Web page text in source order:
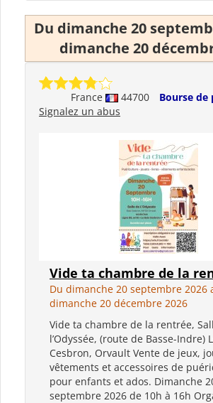
Du dimanche 20
dimanche 20
France 44700
Bourse
Signalez un abus
Vide ta chambre de la
Du dimanche 20 septembre 2026
dimanche 20 décembre 2026
Vide ta chambre de la rentrée,
l’Odyssée, (route de Basse-Indre)
Cesbron, Orvault Vente de jeux,
vêtements et accessoires de
pour enfants et ados. Dimanche
septembre 2026 de 10h à 16h